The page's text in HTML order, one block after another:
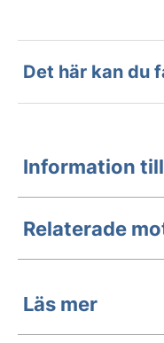
Det här kan du
Information
Relaterade
Läs mer